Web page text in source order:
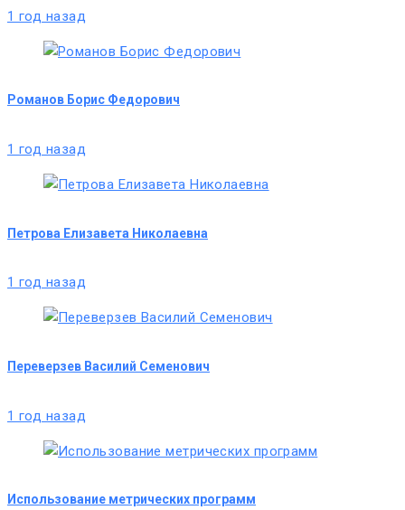
1 год назад
Романов Борис Федорович
1 год назад
Петрова Елизавета Николаевна
1 год назад
Переверзев Василий Семенович
1 год назад
Использование метрических программ